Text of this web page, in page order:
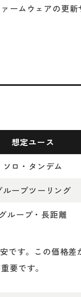
ームウェアの更新
想定ユース
ソロ・タンデム
ループツーリング
グループ・長距離
です。この価格差
要です。